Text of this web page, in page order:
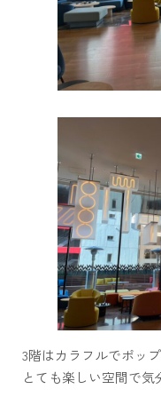
3階はカラフルでポッ
とても楽しい空間で気